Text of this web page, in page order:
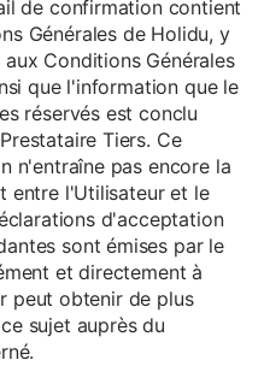
de confirmation contient
Générales de Holidu, y
Conditions Générales
que l'information que le
réservés est conclu
Tiers. Ce
n'entraîne pas encore la
entre l'Utilisateur et le
d'acceptation
sont émises par le
et directement à
peut obtenir de plus
sujet auprès du